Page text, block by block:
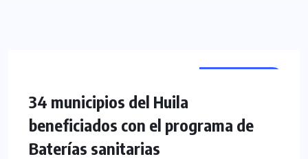
34 municipios del Huila
beneficiados con el programa de
Baterías sanitarias